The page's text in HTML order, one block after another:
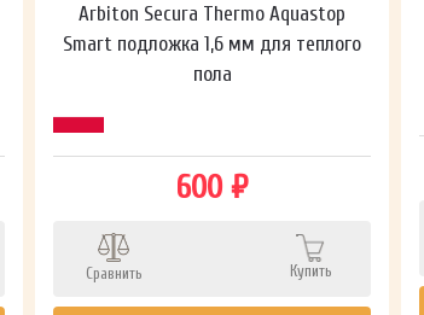
Arbiton Secura Thermo Aquastop
Smart подложка 1,6 мм для теплого
пола
600 ₽
Сравнить Купить